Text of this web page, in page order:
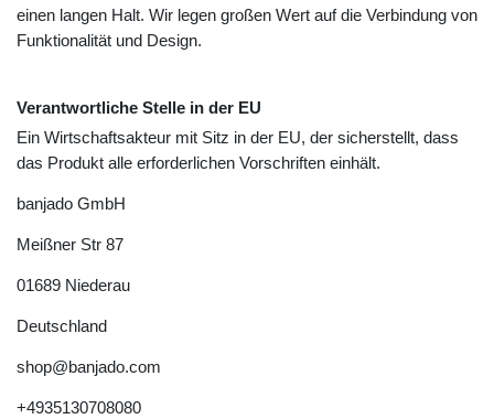
einen langen Halt. Wir legen großen Wert auf die Verbindung von
Funktionalität und Design.
Verantwortliche Stelle in der EU
Ein Wirtschaftsakteur mit Sitz in der EU, der sicherstellt, dass
das Produkt alle erforderlichen Vorschriften einhält.
banjado GmbH
Meißner Str 87
01689 Niederau
Deutschland
shop@banjado.com
+4935130708080